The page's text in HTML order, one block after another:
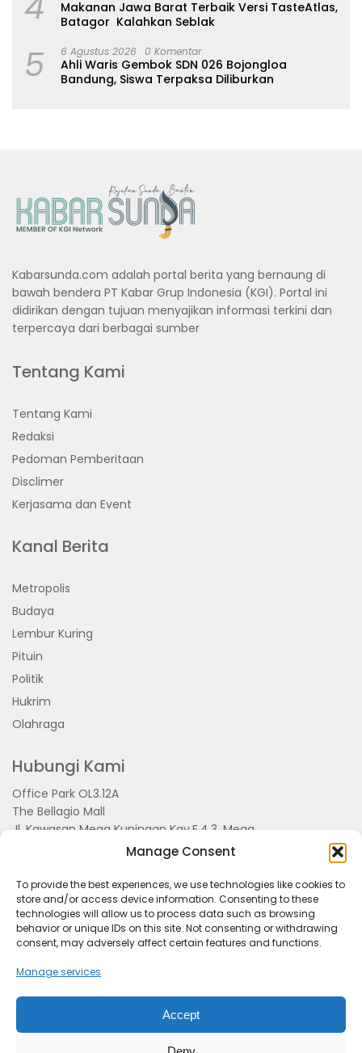
Manage Consent
To provide the best experiences, we use technologies like cookies to
store and/or access device information. Consenting to these
technologies will allow us to process data such as browsing
behavior or unique IDs on this site. Not consenting or withdrawing
consent, may adversely affect certain features and functions.
Manage services
Accept
Makanan Jawa Barat Terbaik Versi TasteAtlas,
Batagor Kalahkan Seblak
5 6 Agustus 2026 0 Komentar
Ahli Waris Gembok SDN 026 Bojongloa
Bandung, Siswa Terpaksa Diliburkan
Kabarsunda.com adalah portal berita yang bernaung di
bawah bendera PT Kabar Grup Indonesia (KGI). Portal ini
didirikan dengan tujuan menyajikan informasi terkini dan
terpercaya dari berbagai sumber
Tentang Kami
Tentang Kami
Redaksi
Pedoman Pemberitaan
Disclimer
Kerjasama dan Event
Kanal Berita
Metropolis
Budaya
Lembur Kuring
Pituin
Politik
Hukrim
Olahraga
Hubungi Kami
Office Park OL3.12A
The Bellagio Mall
Jl. Kawasan Mega Kuningan Kav.E.4.3, Mega
Kuningan, Kel. Kuningan Timur,
Kec.Setiabudi, Jakarta Selatan 15810
Kerjasama dan Event